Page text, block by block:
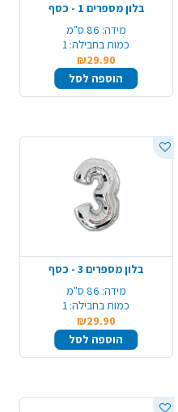
בלון מספרים 1 - כסף
מידה: 86 ס"מ
כמות בחבילה: 1
₪29.90
הוספה לסל
בלון מספרים 3 - כסף
מידה: 86 ס"מ
כמות בחבילה: 1
₪29.90
הוספה לסל